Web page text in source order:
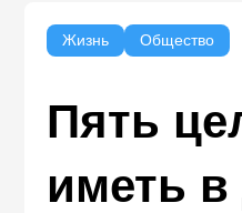
Жизнь Общество
Пять
иметь